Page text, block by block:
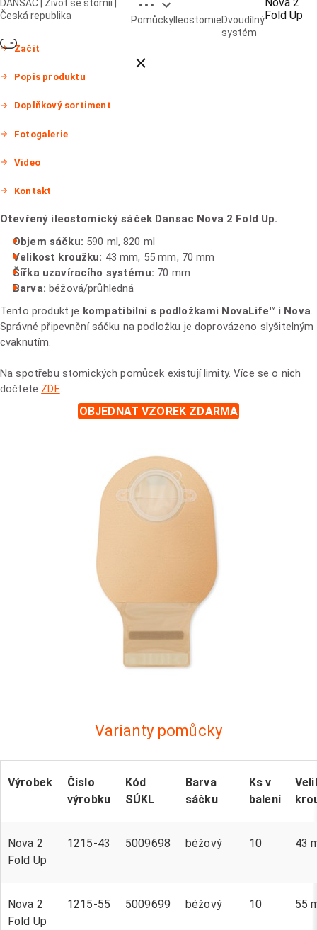
DANSAC | Život se stomií |
Česká republika
Close breadcrumbs
Pomůcky IleostomieDvoudílný
systém
Fold Up
Začít
Popis produktu
Doplňkový sortiment
Fotogalerie
Video
Kontakt
Otevřený ileostomický sáček Dansac Nova 2 Fold Up.
Objem sáčku: 590 ml, 820 ml
Velikost kroužku: 43 mm, 55 mm, 70 mm
Šířka uzavíracího systému: 70 mm
Barva: béžová/průhledná
Tento produkt je kompatibilní s podložkami NovaLife™ i Nova.
Správné připevnění sáčku na podložku je doprovázeno slyšitelným
cvaknutím.
Na spotřebu stomických pomůcek existují limity. Více se o nich
dočtete ZDE.
OBJEDNAT VZOREK ZDARMA
Varianty pomůcky
Výrobek
Číslo
výrobku
Kód
SÚKL
Barva
sáčku
Ks v
balení
Nova 2
Fold Up
1215-43 5009698 béžový 10 43
Nova 2
Fold Up
1215-55 5009699 béžový 10 55